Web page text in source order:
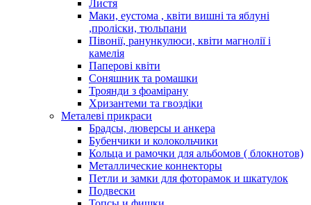
Листя
Маки, еустома , квіти вишні та яблуні
,проліски, тюльпани
Півонії, ранункулюси, квіти магнолії і
камелія
Паперові квіти
Соняшник та ромашки
Троянди з фоамірану
Хризантеми та гвоздіки
Металеві прикраси
Брадсы, люверсы и анкера
Бубенчики и колокольчики
Кольца и рамочки для альбомов ( блокнотов)
Металлические коннекторы
Петли и замки для фоторамок и шкатулок
Подвески